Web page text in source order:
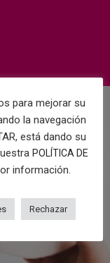
para mejorar su
la navegación
está dando su
POLÍTICA DE
información.
Rechazar